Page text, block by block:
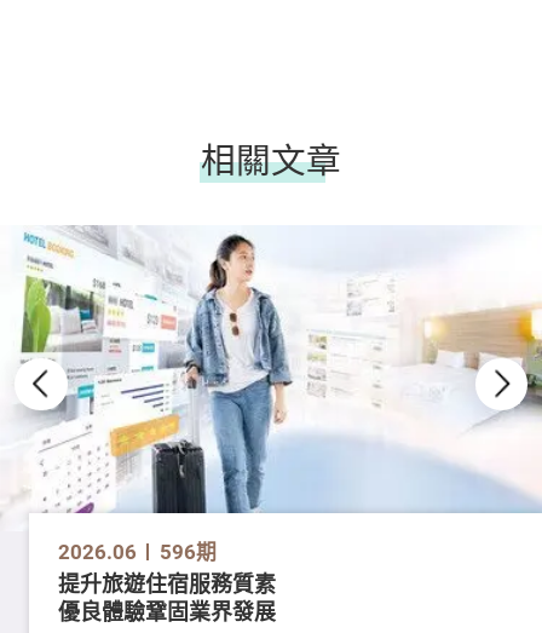
相關文章
2026.06 596期
提升旅遊住宿服務質素
優良體驗鞏固業界發展